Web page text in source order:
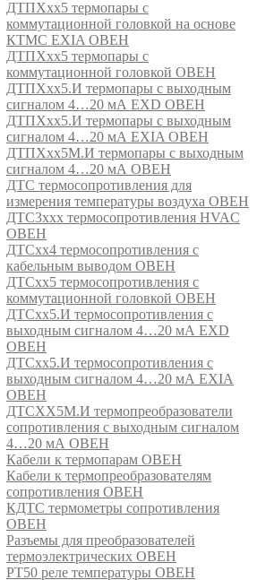
ДТПХхх5 термопары с
коммутационной головкой на основе
КТМС EXIA ОВЕН
ДТПХхх5 термопары с
коммутационной головкой ОВЕН
ДТПХхх5.И термопары с выходным
сигналом 4…20 мА EXD ОВЕН
ДТПХхх5.И термопары с выходным
сигналом 4…20 мА EXIA ОВЕН
ДТПХхх5М.И термопары с выходным
сигналом 4…20 мА ОВЕН
ДТС термосопротивления для
измерения температуры воздуха ОВЕН
ДТС3ххх термосопротивления HVAC
ОВЕН
ДТСхх4 термосопротивления с
кабельным выводом ОВЕН
ДТСхх5 термосопротивления с
коммутационной головкой ОВЕН
ДТСхх5.И термосопротивления с
выходным сигналом 4…20 мА EXD
ОВЕН
ДТСхх5.И термосопротивления с
выходным сигналом 4…20 мА EXIA
ОВЕН
ДТСХХ5М.И термопреобразователи
сопротивления с выходным сигналом
4…20 мА ОВЕН
Кабели к термопарам ОВЕН
Кабели к термопреобразователям
сопротивления ОВЕН
КДТС термометры сопротивления
ОВЕН
Разъемы для преобразователей
термоэлектрических ОВЕН
РТ50 реле температуры ОВЕН